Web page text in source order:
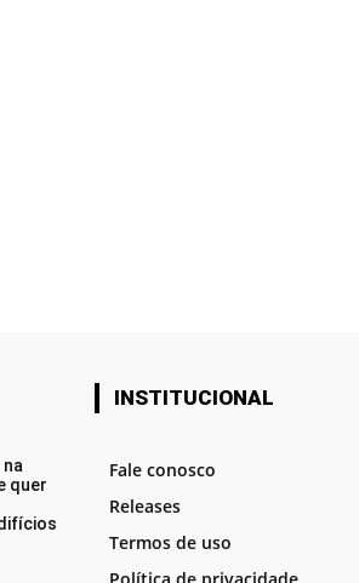
quer
INSTITUCIONAL
Fale conosco
Releases
Termos de uso